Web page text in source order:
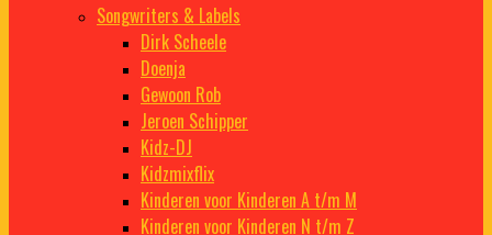
Songwriters & Labels
Dirk Scheele
Doenja
Gewoon Rob
Jeroen Schipper
Kidz-DJ
Kidzmixflix
Kinderen voor Kinderen A t/m M
Kinderen voor Kinderen N t/m Z